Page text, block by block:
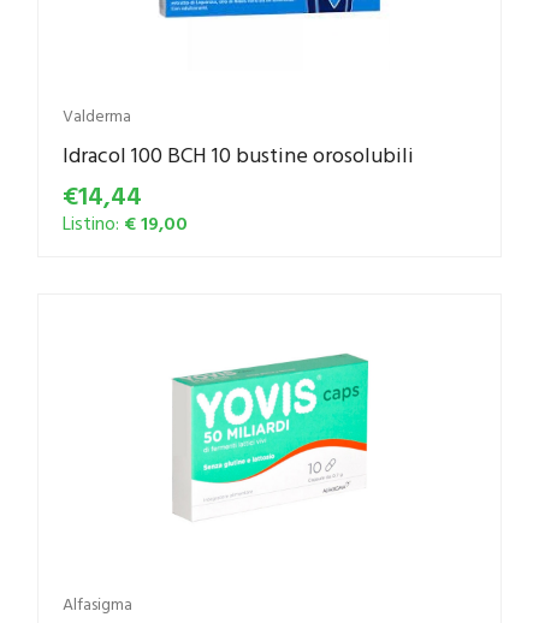
Valderma
Idracol 100 BCH 10 bustine orosolubili
€14,44
Listino: € 19,00
Alfasigma